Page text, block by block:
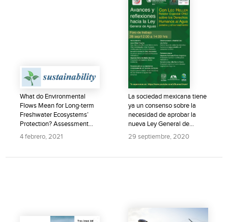
What do Environmental
Flows Mean for Long-term
Freshwater Ecosystems’
Protection? Assessment
of...
4 febrero, 2021
La sociedad mexicana tiene
ya un consenso sobre la
necesidad de aprobar la
nueva Ley General de...
29 septiembre, 2020